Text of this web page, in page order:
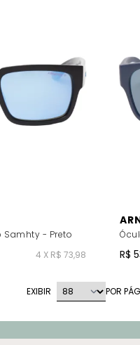
Samhty - Preto
4 X R$ 73,98 R$
EXIBIR POR